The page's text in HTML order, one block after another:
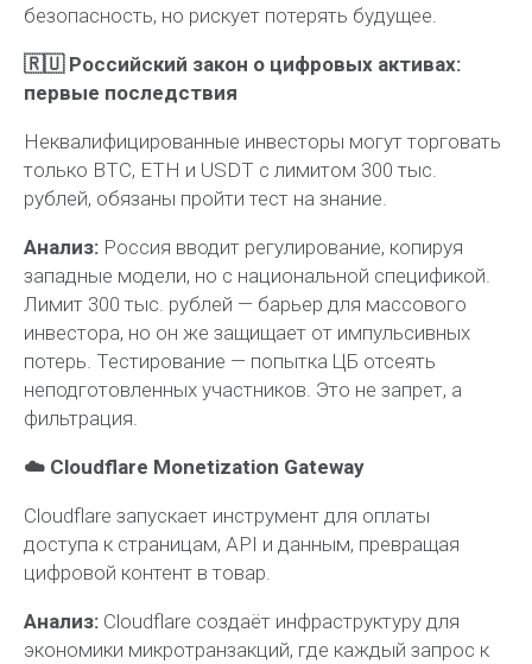
безопасность, но рискует потерять будущее.
🇷🇺 Российский закон о цифровых активах:
первые последствия
Неквалифицированные инвесторы могут торговать
только BTC, ETH и USDT с лимитом 300 тыс.
рублей, обязаны пройти тест на знание.
Анализ: Россия вводит регулирование, копируя
западные модели, но с национальной спецификой.
Лимит 300 тыс. рублей — барьер для массового
инвестора, но он же защищает от импульсивных
потерь. Тестирование — попытка ЦБ отсеять
неподготовленных участников. Это не запрет, а
фильтрация.
☁️ Cloudflare Monetization Gateway
Cloudflare запускает инструмент для оплаты
доступа к страницам, API и данным, превращая
цифровой контент в товар.
Анализ: Cloudflare создаёт инфраструктуру для
экономики микротранзакций, где каждый запрос к